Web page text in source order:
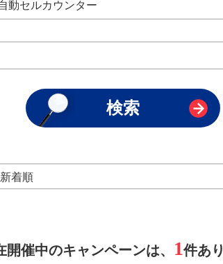
開催中のキャンペーンは、 1件あ